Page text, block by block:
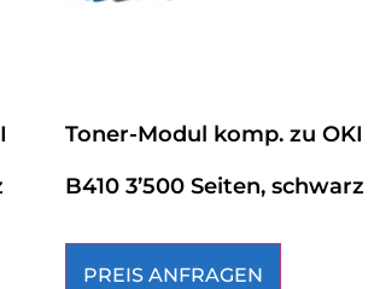
Toner-Modul komp. zu OKI
B410 3’500 Seiten, schwarz
PREIS ANFRAGEN